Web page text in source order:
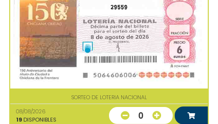
29559
SORTEO DE LOTERIA NACIONAL
08/08/2026
19 DISPONIBLES 0